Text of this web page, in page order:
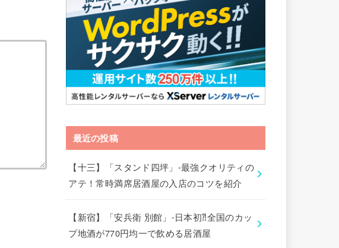
最近の投稿
【十三】「スタンド四坪」-最強クオリティの
アテ！常時満席居酒屋の入店のコツを紹介
【新宿】「安兵衛 別館」-日本初⁈全国のカッ
プ地酒が770円均一で飲める居酒屋